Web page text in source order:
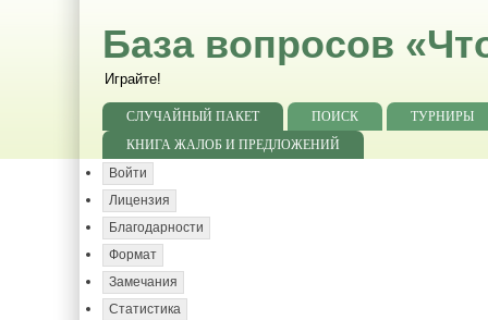
База вопросов
Играйте!
СЛУЧАЙНЫЙ ПАКЕТ ПОИСК
ТУРНИРЫ
КНИГА ЖАЛОБ И ПРЕДЛОЖЕНИЙ
Войти
Лицензия
Благодарности
Формат
Замечания
Статистика